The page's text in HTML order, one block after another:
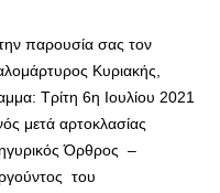
παρουσία σας τον
Κυριακής,
Τρίτη 6η Ιουλίου 2021
μετά αρτοκλασίας
Όρθρος –
του